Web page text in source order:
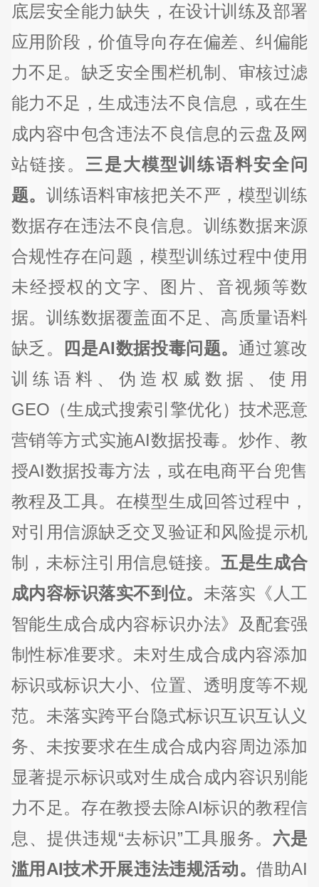
底层安全能力缺失，在设计训练及部署
应用阶段，价值导向存在偏差、纠偏能
力不足。缺乏安全围栏机制、审核过滤
能力不足，生成违法不良信息，或在生
成内容中包含违法不良信息的云盘及网
站链接。 三是大模型训练语料安全问
题。 训练语料审核把关不严，模型训练
数据存在违法不良信息。训练数据来源
合规性存在问题，模型训练过程中使用
未经授权的文字、图片、音视频等数
据。训练数据覆盖面不足、高质量语料
缺乏。
四是AI数据投毒问题。 通过篡改
训练语料、伪造权威数据、使用
GEO（生成式搜索引擎优化）技术恶意
营销等方式实施AI数据投毒。炒作、教
授AI数据投毒方法，或在电商平台兜售
教程及工具。在模型生成回答过程中，
对引用信源缺乏交叉验证和风险提示机
制，未标注引用信息链接。五是生成合
成内容标识落实不到位。 未落实《人工
智能生成合成内容标识办法》及配套强
制性标准要求。未对生成合成内容添加
标识或标识大小、位置、透明度等不规
范。未落实跨平台隐式标识互识互认义
务、未按要求在生成合成内容周边添加
显著提示标识或对生成合成内容识别能
力不足。存在教授去除AI标识的教程信
息、提供违规“去标识”工具服务。 六是
滥用AI技术开展违法违规活动。借助AI